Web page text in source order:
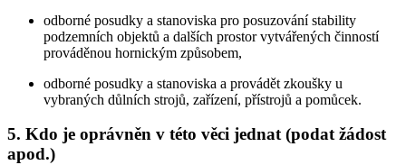
odborné posudky a stanoviska pro posuzování stability
podzemních objektů a dalších prostor vytvářených činností
prováděnou hornickým způsobem,
odborné posudky a stanoviska a provádět zkoušky u
vybraných důlních strojů, zařízení, přístrojů a pomůcek.
5. Kdo je oprávněn v této věci jednat (podat žádost
apod.)